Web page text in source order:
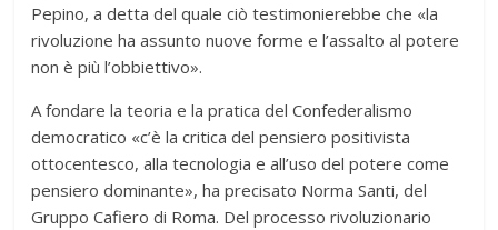
Pepino, a detta del quale ciò testimonierebbe che «la
rivoluzione ha assunto nuove forme e l’assalto al potere
non è più l’obbiettivo».
A fondare la teoria e la pratica del Confederalismo
democratico «c’è la critica del pensiero positivista
ottocentesco, alla tecnologia e all’uso del potere come
pensiero dominante», ha precisato Norma Santi, del
Gruppo Cafiero di Roma. Del processo rivoluzionario